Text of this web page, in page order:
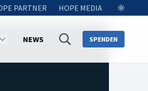
PARTNER HOPE MEDIA
NEWS SPENDEN